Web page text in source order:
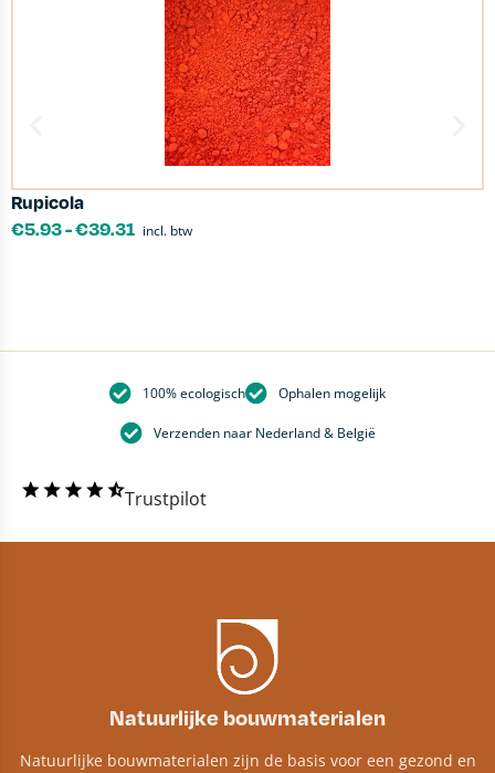
Rupicola
€5.93-€39.31 incl. btw
100% ecologisch Ophalen mogelijk
Verzenden naar Nederland & België
Trustpilot
Natuurlijke bouwmaterialen
Natuurlijke bouwmaterialen zijn de basis voor een gezond en